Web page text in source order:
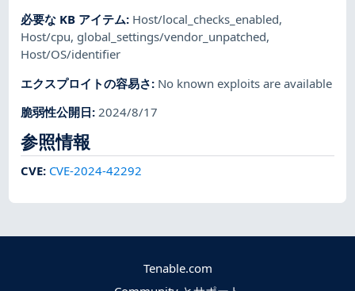
必要な KB アイテム: Host/local_checks_enabled,
Host/cpu, global_settings/vendor_unpatched,
Host/OS/identifier
エクスプロイトの容易さ: No known exploits are available
脆弱性公開日:2024/8/17
参照情報
CVE: CVE-2024-42292
Tenable.com